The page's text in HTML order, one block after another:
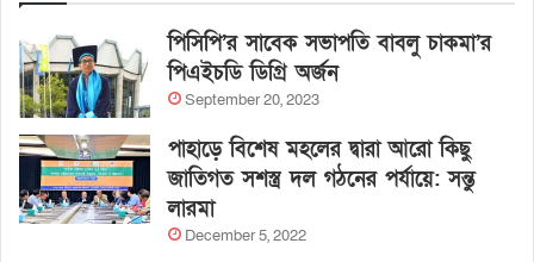
পিসিপি’র সাবেক সভাপতি বাবলু চাকমা’র
পিএইচডি ডিগ্রি অর্জন
September 20, 2023
পাহাড়ে বিশেষ মহলের দ্বারা আরো কিছু
জাতিগত সশস্ত্র দল গঠনের পর্যায়ে: সন্তু
লারমা
December 5, 2022